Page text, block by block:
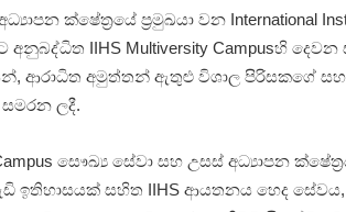
ක්ෂේත්‍රයේ ප්‍රමුඛයා වන International
IIHS Multiversity Campusහි
ආරාධිත අමුත්තන් ඇතුළු විශාල පිරිසකගේ
ලදී.
Campus සෞඛ්‍ය සේවා සහ උසස් අධ්‍යාපන
ඉතිහාසයක් සහිත IIHS ආයතනය හෙද